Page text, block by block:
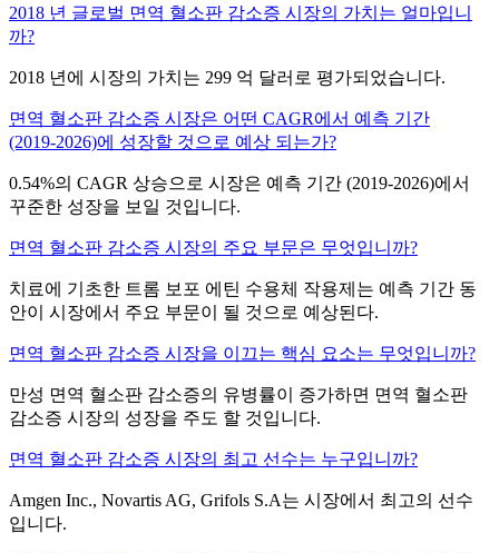
2018 년 글로벌 면역 혈소판 감소증 시장의 가치는 얼마입니
까?
2018 년에 시장의 가치는 299 억 달러로 평가되었습니다.
면역 혈소판 감소증 시장은 어떤 CAGR에서 예측 기간
(2019-2026)에 성장할 것으로 예상 되는가?
0.54%의 CAGR 상승으로 시장은 예측 기간 (2019-2026)에서
꾸준한 성장을 보일 것입니다.
면역 혈소판 감소증 시장의 주요 부문은 무엇입니까?
치료에 기초한 트롬 보포 에틴 수용체 작용제는 예측 기간 동
안이 시장에서 주요 부문이 될 것으로 예상된다.
면역 혈소판 감소증 시장을 이끄는 핵심 요소는 무엇입니까?
만성 면역 혈소판 감소증의 유병률이 증가하면 면역 혈소판
감소증 시장의 성장을 주도 할 것입니다.
면역 혈소판 감소증 시장의 최고 선수는 누구입니까?
Amgen Inc., Novartis AG, Grifols S.A는 시장에서 최고의 선수
입니다.